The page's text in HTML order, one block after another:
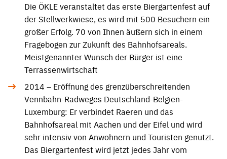
Die ÖKLE veranstaltet das erste Biergartenfest auf
der Stellwerkwiese, es wird mit 500 Besuchern ein
großer Erfolg. 70 von Ihnen äußern sich in einem
Fragebogen zur Zukunft des Bahnhofsareals.
Meistgenannter Wunsch der Bürger ist eine
Terrassenwirtschaft
2014 – Eröffnung des grenzüberschreitenden
Vennbahn-Radweges Deutschland-Belgien-
Luxemburg: Er verbindet Raeren und das
Bahnhofsareal mit Aachen und der Eifel und wird
sehr intensiv von Anwohnern und Touristen genutzt.
Das Biergartenfest wird jetzt jedes Jahr vom